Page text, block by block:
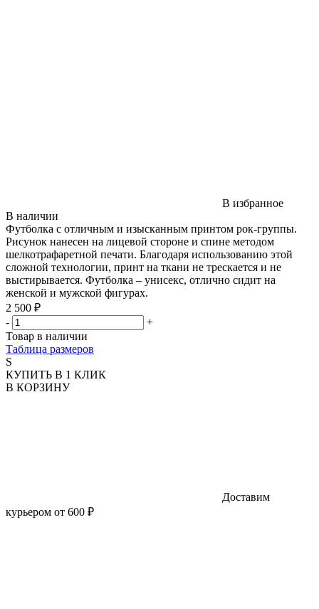
В избранное
В наличии
Футболка с отличным и изысканным принтом рок-группы.
Рисунок нанесен на лицевой стороне и спине методом
шелкотрафаретной печати. Благодаря использованию этой
сложной технологии, принт на ткани не трескается и не
выстирывается. Футболка – унисекс, отлично сидит на
женской и мужской фигурах.
2 500 ₽
-
+
Товар в наличии
Таблица размеров
S
КУПИТЬ В 1 КЛИК
В КОРЗИНУ
Доставим
курьером от 600 ₽